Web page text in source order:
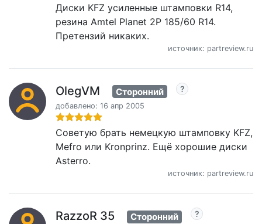
Диски KFZ усиленные штамповки R14,
резина Amtel Planet 2P 185/60 R14.
Претензий никаких.
источник: partreview.ru
OlegVM Сторонний
добавлено: 16 апр 2005
Советую брать немецкую штамповку KFZ,
Mefro или Kronprinz. Ещё хорошие диски
Asterro.
источник: partreview.ru
RazzoR 35 Сторонний